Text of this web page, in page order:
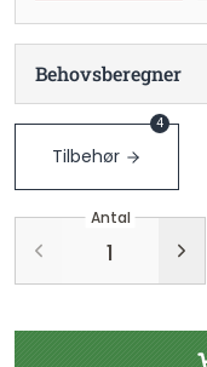
Behovsberegner
Tilbehør
4
Antal